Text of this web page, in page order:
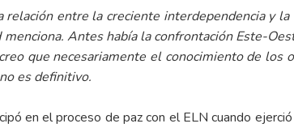
relación entre la creciente interdependencia y
Antes había la confrontación Este-
que necesariamente el conocimiento de
es definitivo.
en el proceso de paz con el ELN cuando